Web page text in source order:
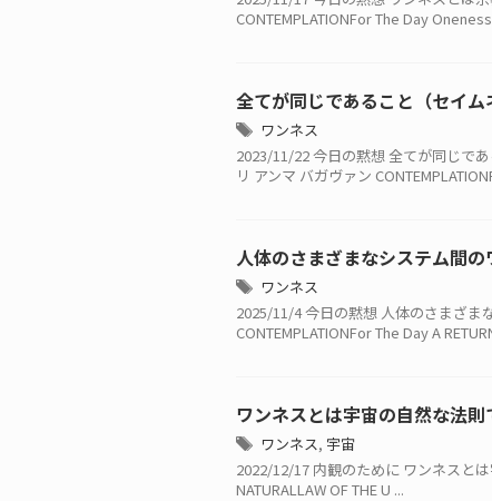
CONTEMPLATIONFor The Day
全てが同じであること（セイム
ワンネス
2023/11/22 今日の黙想 全てが同じで
リ アンマ バガヴァン
人体のさまざまなシステム間
ワンネス
2025/11/4 今日の黙想 人体のさまざま
CONTEMPLATIONFor The Day A
ワンネスとは宇宙の自然な法則
ワンネス, 宇宙
2022/12/17 内観のために ワンネスとは
NATURALLAW OF THE U ...